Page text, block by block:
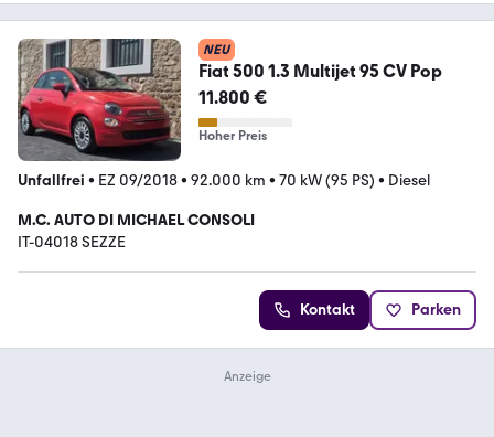
NEU
Fiat 500 1.3 Multijet 95 CV Pop
11.800 €
Hoher Preis
Unfallfrei • EZ 09/2018• 92.000 km • 70 kW (95 PS) • Diesel
M.C. AUTO DI MICHAEL CONSOLI
IT-04018 SEZZE
Kontakt Parken